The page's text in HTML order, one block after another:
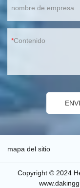
nombre de empresa
Contenido
mapa del sitio
Copyright © 2024